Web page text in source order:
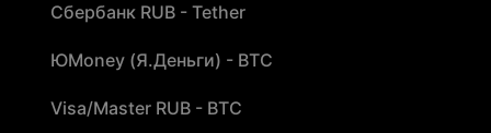
Сбербанк RUB - Tether
ЮMoney (Я.Деньги) - BTC
Visa/Master RUB - BTC